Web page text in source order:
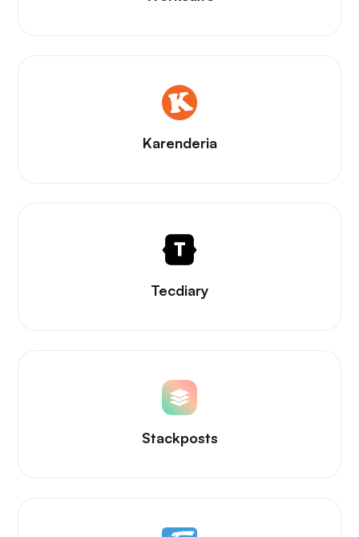
Karenderia
Tecdiary
Stackposts